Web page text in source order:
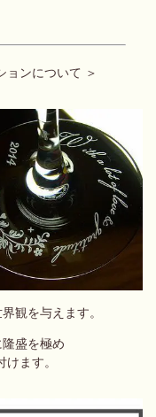
ョンについて ＞
観を与えます。
盛を極め
ます。